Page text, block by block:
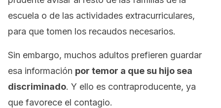
escuela o de las actividades extracurriculares,
para que tomen los recaudos necesarios.
Sin embargo, muchos adultos prefieren guardar
esa información por temor a que su hijo sea
discriminado. Y ello es contraproducente, ya
que favorece el contagio.